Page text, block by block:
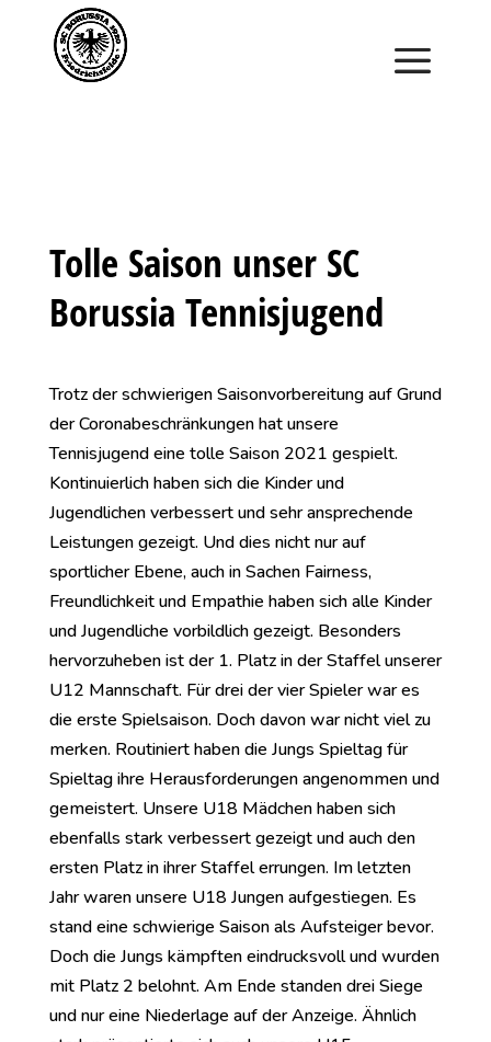
Saisonstart im April. Jetzt ein Schnuppertraining für
Kinder vereinbaren und zu Saisonbeginn dabei sein.
Tolle Saison unser SC
Borussia Tennisjugend
Trotz der schwierigen Saisonvorbereitung auf Grund
der Coronabeschränkungen hat unsere
Tennisjugend eine tolle Saison 2021 gespielt.
Kontinuierlich haben sich die Kinder und
Jugendlichen verbessert und sehr ansprechende
Leistungen gezeigt. Und dies nicht nur auf
sportlicher Ebene, auch in Sachen Fairness,
Freundlichkeit und Empathie haben sich alle Kinder
und Jugendliche vorbildlich gezeigt. Besonders
hervorzuheben ist der 1. Platz in der Staffel unserer
U12 Mannschaft. Für drei der vier Spieler war es
die erste Spielsaison. Doch davon war nicht viel zu
merken. Routiniert haben die Jungs Spieltag für
Spieltag ihre Herausforderungen angenommen und
gemeistert. Unsere U18 Mädchen haben sich
ebenfalls stark verbessert gezeigt und auch den
ersten Platz in ihrer Staffel errungen. Im letzten
Jahr waren unsere U18 Jungen aufgestiegen. Es
stand eine schwierige Saison als Aufsteiger bevor.
Doch die Jungs kämpften eindrucksvoll und wurden
mit Platz 2 belohnt. Am Ende standen drei Siege
und nur eine Niederlage auf der Anzeige. Ähnlich